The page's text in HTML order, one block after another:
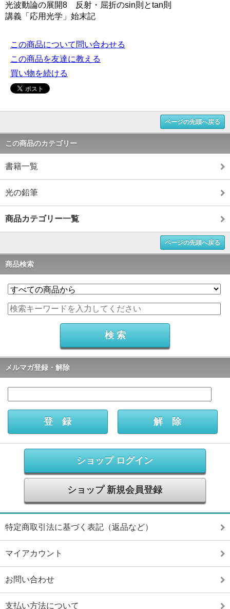
光波動論の展開8 反射・屈折のsin則とtan則
講義「応用光学」始末記
この商品について問い合わせる
この商品を友達に教える
買い物を続ける
ページの先頭へ戻る
この商品のカテゴリー
書籍一覧
光の鉛筆
商品カテゴリー一覧
ページの先頭へ戻る
商品検索
メルマガ登録・解除
ショップ ログイン
ショップ 新規会員登録
特定商取引法に基づく表記（返品など）
マイアカウント
お問い合わせ
支払い方法について